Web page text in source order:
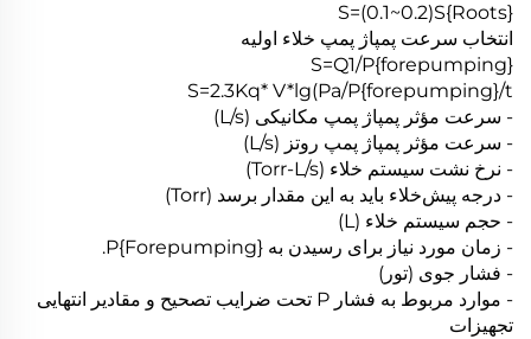
S=(0.1~0.2)S{Roots}
انتخاب سرعت پمپاژ پمپ خلاء اولیه
S=Q1/P{forepumping}
S=2.3Kq* V*lg(Pa/P{forepumping}/t
- سرعت مؤثر پمپاژ پمپ مکانیکی (L/s)
- سرعت مؤثر پمپاژ پمپ روتز (L/s)
- نرخ نشت سیستم خلاء (Torr-L/s)
- درجه پیش‌خلاء باید به این مقدار برسد (Torr)
- حجم سیستم خلاء (L)
- زمان مورد نیاز برای رسیدن به P{Forepumping}.
- فشار جوی (تور)
- موارد مربوط به فشار P تحت ضرایب تصحیح و مقادیر انتهایی
تجهیزات